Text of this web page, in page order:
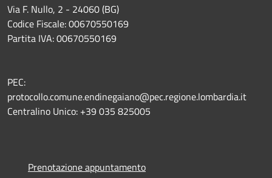
Via F. Nullo, 2 - 24060 (BG)
Codice Fiscale: 00670550169
Partita IVA: 00670550169
PEC:
protocollo.comune.endinegaiano@pec.regione.lombardia.it
Centralino Unico: +39 035 825005
Prenotazione appuntamento